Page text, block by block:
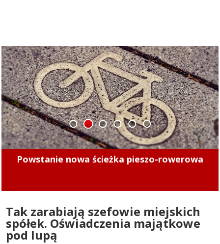
Minęły 4 lata. Sprawdziliśmy, czy kierowcy
1 2 3 4 5 6
Tak zarabiają szefowie miejskich
spółek. Oświadczenia majątkowe
pod lupą